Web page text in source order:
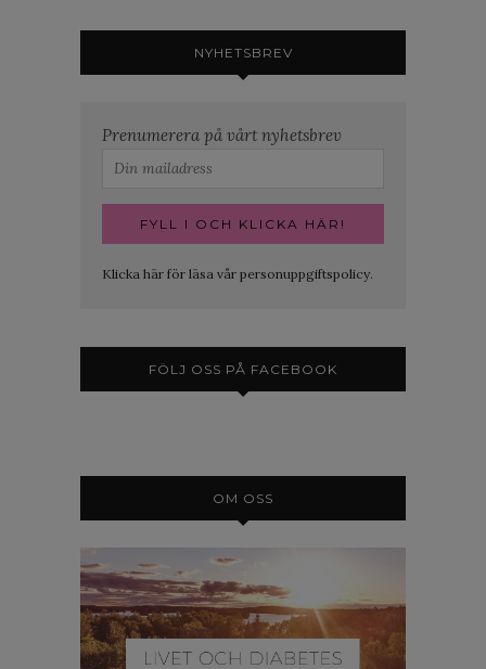
NYHETSBREV
Prenumerera på vårt nyhetsbrev
Klicka här för läsa vår personuppgiftspolicy.
FÖLJ OSS PÅ FACEBOOK
OM OSS